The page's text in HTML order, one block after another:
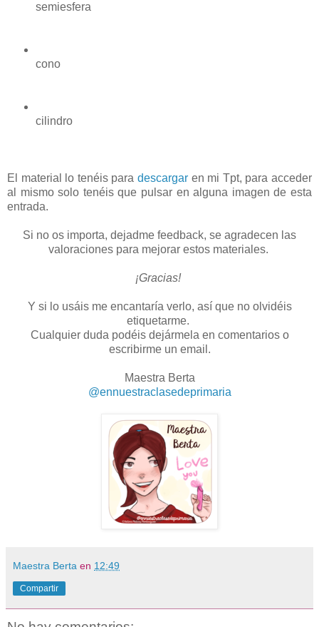
semiesfera
cono
cilindro
El material lo tenéis para descargar en mi Tpt, para acceder
al mismo solo tenéis que pulsar en alguna imagen de esta
entrada.
Si no os importa, dejadme feedback, se agradecen las
valoraciones para mejorar estos materiales.
¡Gracias!
Y si lo usáis me encantaría verlo, así que no olvidéis
etiquetarme.
Cualquier duda podéis dejármela en comentarios o
escribirme un email.
Maestra Berta
@ennuestraclasedeprimaria
Maestra Berta en 12:49
Compartir